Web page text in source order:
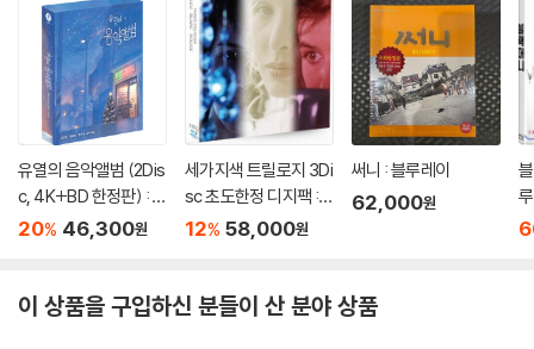
유열의 음악앨범 (2Dis
c, 4K+BD 한정판) : 블
루레이
20% 46,300원
세가지색 트릴로지 3Di
sc 초도한정 디지팩 :
블루레이
12% 58,000원
써니 : 블루레이
62,000원
이 상품을 구입하신 분들이 산 분야 상품